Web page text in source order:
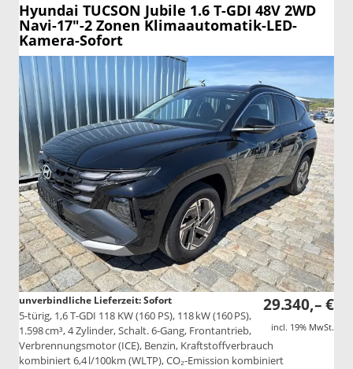
Hyundai TUCSON Jubile 1.6 T-GDI 48V 2WD
Navi-17"-2 Zonen Klimaautomatik-LED-
Kamera-Sofort
29.340,– €
incl. 19% MwSt.
unverbindliche Lieferzeit: Sofort
5-türig, 1,6 T-GDI 118 KW (160 PS), 118 kW (160 PS),
1.598 cm³, 4 Zylinder, Schalt. 6-Gang, Frontantrieb,
Verbrennungsmotor (ICE), Benzin, Kraftstoffverbrauch
kombiniert 6,4 l/100km (WLTP), CO₂-Emission kombiniert